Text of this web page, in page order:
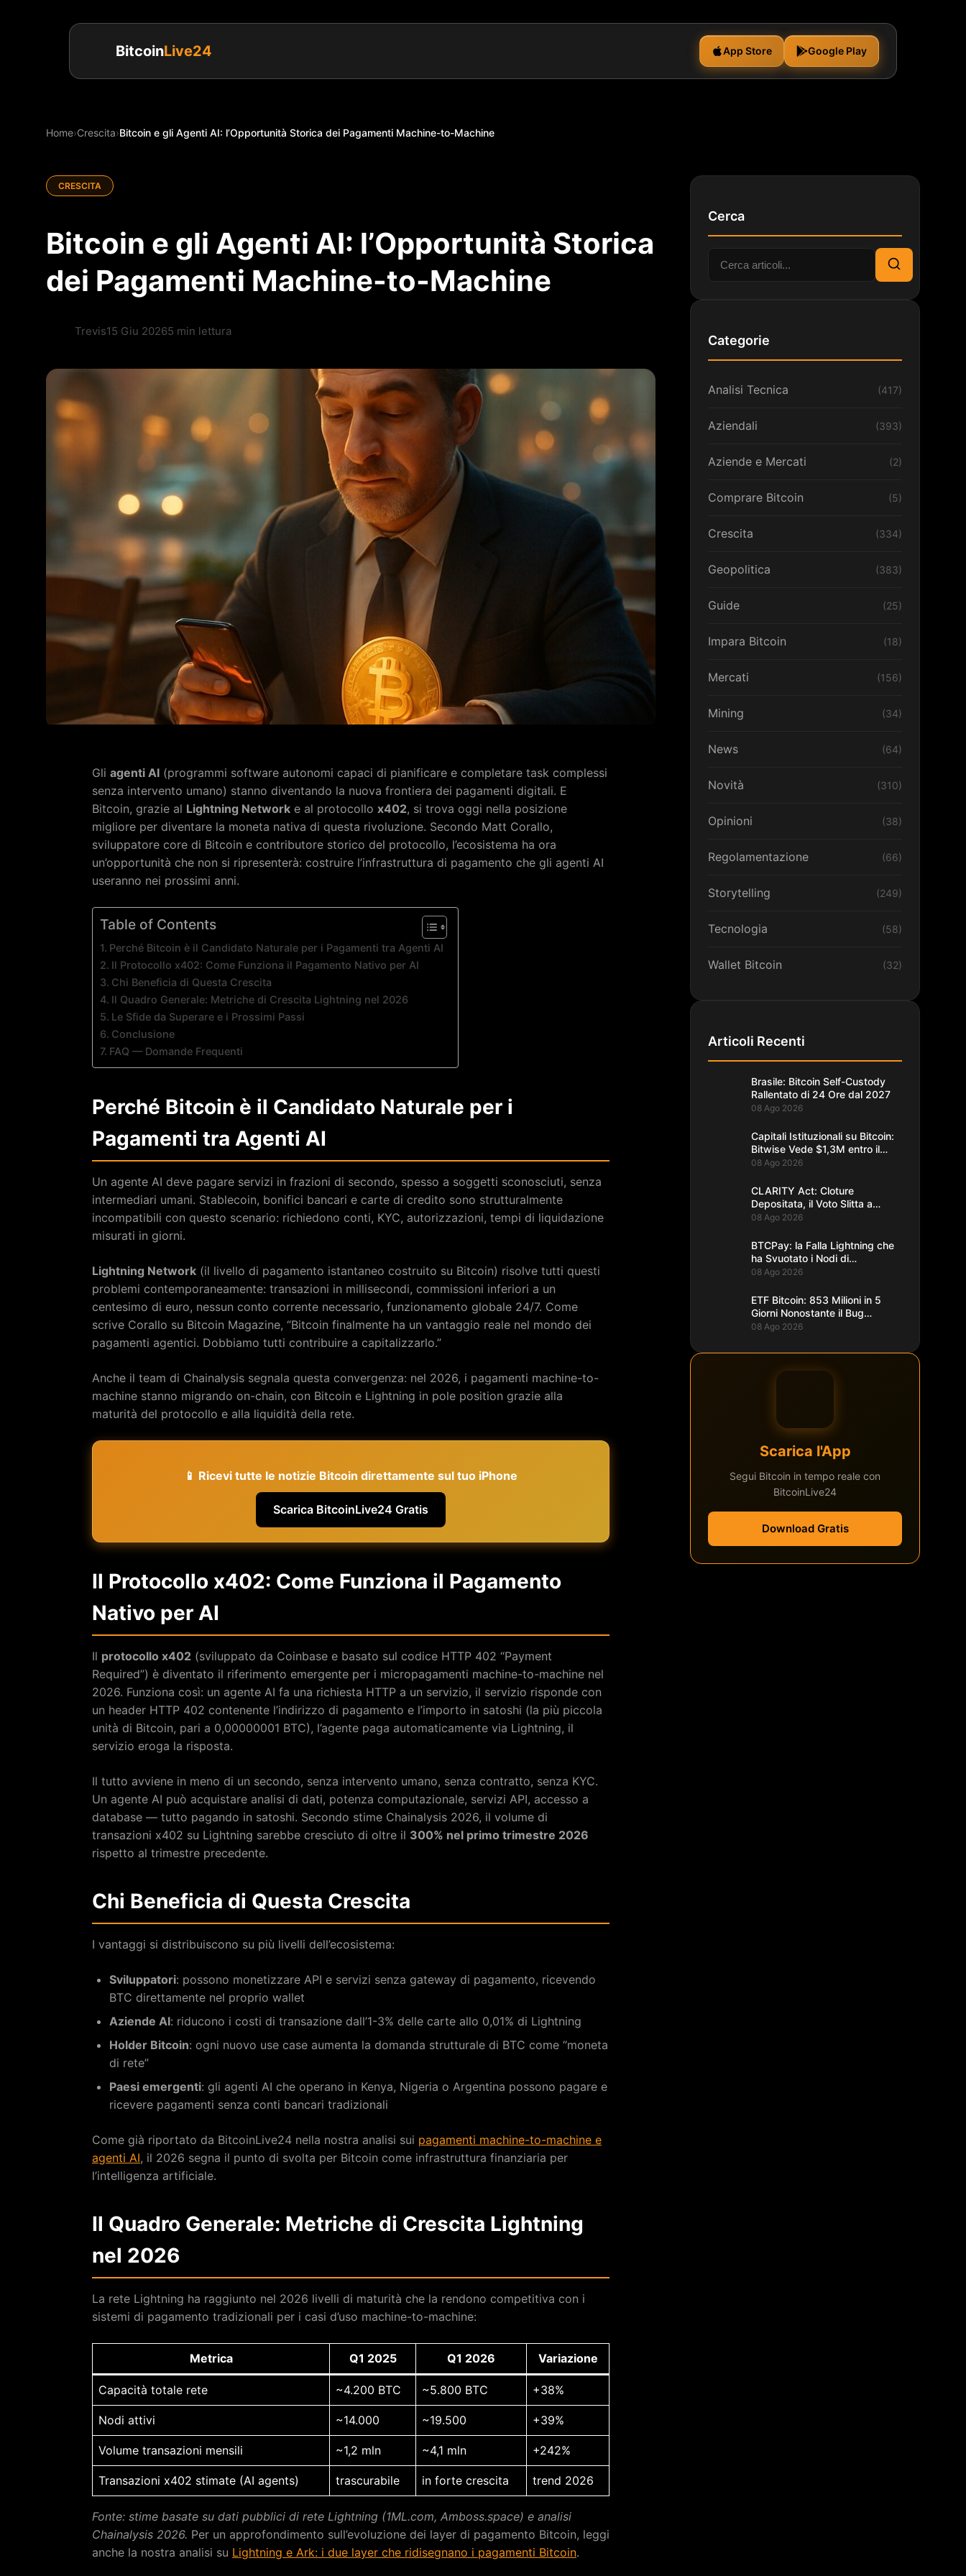
BitcoinLive24 App Store Google Play
Home›Crescita›Bitcoin e gli Agenti AI: l’Opportunità Storica dei Pagamenti Machine-to-Machine
CRESCITA
Bitcoin e gli Agenti AI: l’Opportunità Storica
dei Pagamenti Machine-to-Machine
Trevis15 Giu 20265 min lettura
Gli agenti AI (programmi software autonomi capaci di pianificare e completare task complessi
senza intervento umano) stanno diventando la nuova frontiera dei pagamenti digitali. E
Bitcoin, grazie al Lightning Network e al protocollo x402, si trova oggi nella posizione
migliore per diventare la moneta nativa di questa rivoluzione. Secondo Matt Corallo,
sviluppatore core di Bitcoin e contributore storico del protocollo, l’ecosistema ha ora
un’opportunità che non si ripresenterà: costruire l’infrastruttura di pagamento che gli agenti AI
useranno nei prossimi anni.
Table of Contents
Perché Bitcoin è il Candidato Naturale per i Pagamenti tra Agenti AI
Il Protocollo x402: Come Funziona il Pagamento Nativo per AI
Chi Beneficia di Questa Crescita
Il Quadro Generale: Metriche di Crescita Lightning nel 2026
Le Sfide da Superare e i Prossimi Passi
Conclusione
FAQ — Domande Frequenti
Perché Bitcoin è il Candidato Naturale per i
Pagamenti tra Agenti AI
Un agente AI deve pagare servizi in frazioni di secondo, spesso a soggetti sconosciuti, senza
intermediari umani. Stablecoin, bonifici bancari e carte di credito sono strutturalmente
incompatibili con questo scenario: richiedono conti, KYC, autorizzazioni, tempi di liquidazione
misurati in giorni.
Lightning Network (il livello di pagamento istantaneo costruito su Bitcoin) risolve tutti questi
problemi contemporaneamente: transazioni in millisecondi, commissioni inferiori a un
centesimo di euro, nessun conto corrente necessario, funzionamento globale 24/7. Come
scrive Corallo su Bitcoin Magazine, “Bitcoin finalmente ha un vantaggio reale nel mondo dei
pagamenti agentici. Dobbiamo tutti contribuire a capitalizzarlo.”
Anche il team di Chainalysis segnala questa convergenza: nel 2026, i pagamenti machine-to-
machine stanno migrando on-chain, con Bitcoin e Lightning in pole position grazie alla
maturità del protocollo e alla liquidità della rete.
📱 Ricevi tutte le notizie Bitcoin direttamente sul tuo iPhone
Scarica BitcoinLive24 Gratis
Il Protocollo x402: Come Funziona il Pagamento
Nativo per AI
Il protocollo x402 (sviluppato da Coinbase e basato sul codice HTTP 402 “Payment
Required”) è diventato il riferimento emergente per i micropagamenti machine-to-machine nel
2026. Funziona così: un agente AI fa una richiesta HTTP a un servizio, il servizio risponde con
un header HTTP 402 contenente l’indirizzo di pagamento e l’importo in satoshi (la più piccola
unità di Bitcoin, pari a 0,00000001 BTC), l’agente paga automaticamente via Lightning, il
servizio eroga la risposta.
Il tutto avviene in meno di un secondo, senza intervento umano, senza contratto, senza KYC.
Un agente AI può acquistare analisi di dati, potenza computazionale, servizi API, accesso a
database — tutto pagando in satoshi. Secondo stime Chainalysis 2026, il volume di
transazioni x402 su Lightning sarebbe cresciuto di oltre il 300% nel primo trimestre 2026
rispetto al trimestre precedente.
Chi Beneficia di Questa Crescita
I vantaggi si distribuiscono su più livelli dell’ecosistema:
Sviluppatori: possono monetizzare API e servizi senza gateway di pagamento, ricevendo
BTC direttamente nel proprio wallet
Aziende AI: riducono i costi di transazione dall’1-3% delle carte allo 0,01% di Lightning
Holder Bitcoin: ogni nuovo use case aumenta la domanda strutturale di BTC come “moneta
di rete”
Paesi emergenti: gli agenti AI che operano in Kenya, Nigeria o Argentina possono pagare e
ricevere pagamenti senza conti bancari tradizionali
Come già riportato da BitcoinLive24 nella nostra analisi sui pagamenti machine-to-machine e
agenti AI, il 2026 segna il punto di svolta per Bitcoin come infrastruttura finanziaria per
l’intelligenza artificiale.
Il Quadro Generale: Metriche di Crescita Lightning
nel 2026
La rete Lightning ha raggiunto nel 2026 livelli di maturità che la rendono competitiva con i
sistemi di pagamento tradizionali per i casi d’uso machine-to-machine:
Metrica Q1 2025 Q1 2026 Variazione
Capacità totale rete ~4.200 BTC ~5.800 BTC +38%
Nodi attivi ~14.000 ~19.500 +39%
Volume transazioni mensili ~1,2 mln ~4,1 mln +242%
Transazioni x402 stimate (AI agents) trascurabile in forte crescita trend 2026
Fonte: stime basate su dati pubblici di rete Lightning (1ML.com, Amboss.space) e analisi
Chainalysis 2026. Per un approfondimento sull’evoluzione dei layer di pagamento Bitcoin, leggi
anche la nostra analisi su Lightning e Ark: i due layer che ridisegnano i pagamenti Bitcoin.
Cerca
Cerca:
Cerca
Categorie
Analisi Tecnica (417)
Aziendali (393)
Aziende e Mercati (2)
Comprare Bitcoin (5)
Crescita (334)
Geopolitica (383)
Guide (25)
Impara Bitcoin (18)
Mercati (156)
Mining (34)
News (64)
Novità (310)
Opinioni (38)
Regolamentazione (66)
Storytelling (249)
Tecnologia (58)
Wallet Bitcoin (32)
Articoli Recenti
Brasile: Bitcoin Self-Custody
Rallentato di 24 Ore dal 2027
08 Ago 2026
Capitali Istituzionali su Bitcoin:
Bitwise Vede $1,3M entro il
2035
08 Ago 2026
CLARITY Act: Cloture
Depositata, il Voto Slitta a
Settembre
08 Ago 2026
BTCPay: la Falla Lightning che
ha Svuotato i Nodi di
Foundation
08 Ago 2026
ETF Bitcoin: 853 Milioni in 5
Giorni Nonostante il Bug
Coldcard
08 Ago 2026
Scarica l'App
Segui Bitcoin in tempo reale con
BitcoinLive24
Download Gratis